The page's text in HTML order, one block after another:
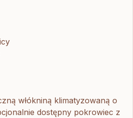
włókniną klimatyzowaną o
dostępny pokrowiec z